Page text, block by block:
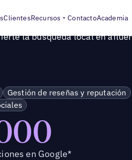
ClientesRecursos ContactoAcademia
la búsqueda local en
Gestión de reseñas y reputación
en Google*